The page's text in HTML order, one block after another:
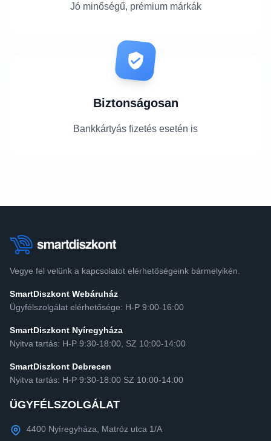
Jó minőségű, prémium márkák
Biztonságosan
Bankkártyás fizetés esetén is
Vegye fel velünk a kapcsolatot elérhetőségeink bármelyikén.
SmartDiszkont Webáruház
Ügyfélszolgálat elérhetősége: H-P 9:00-16:00
SmartDiszkont Nyíregyháza
Nyitva tartás: H-P 9:30-18:00, SZ 10:00-14:00
SmartDiszkont Debrecen
Nyitva tartás: H-P 9:30-18:00 SZ 10:00-14:00
ÜGYFÉLSZOLGÁLAT
4400 Nyíregyháza, Matróz utca 1/A